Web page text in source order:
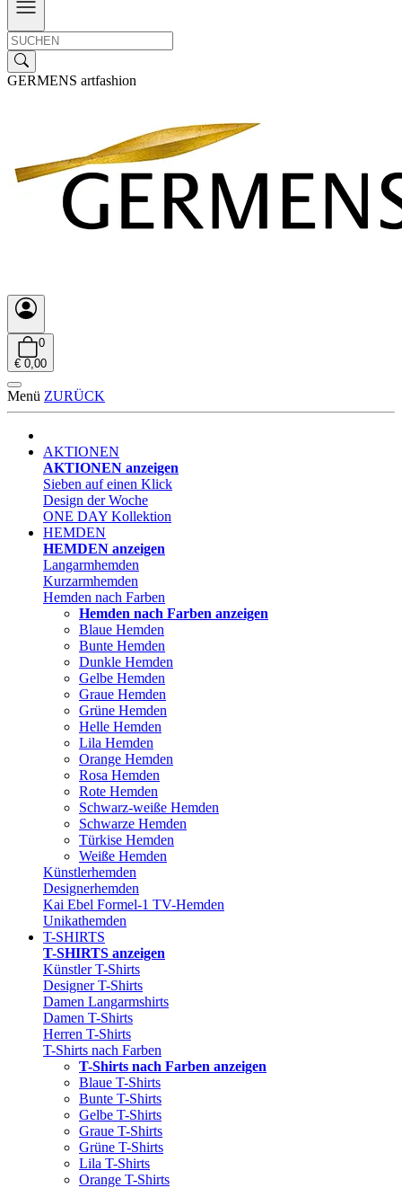
GERMENS artfashion
0
€ 0,00
Menü ZURÜCK
AKTIONEN
AKTIONEN anzeigen
Sieben auf einen Klick
Design der Woche
ONE DAY Kollektion
HEMDEN
HEMDEN anzeigen
Langarmhemden
Kurzarmhemden
Hemden nach Farben
Hemden nach Farben anzeigen
Blaue Hemden
Bunte Hemden
Dunkle Hemden
Gelbe Hemden
Graue Hemden
Grüne Hemden
Helle Hemden
Lila Hemden
Orange Hemden
Rosa Hemden
Rote Hemden
Schwarz-weiße Hemden
Schwarze Hemden
Türkise Hemden
Weiße Hemden
Künstlerhemden
Designerhemden
Kai Ebel Formel-1 TV-Hemden
Unikathemden
T-SHIRTS
T-SHIRTS anzeigen
Künstler T-Shirts
Designer T-Shirts
Damen Langarmshirts
Damen T-Shirts
Herren T-Shirts
T-Shirts nach Farben
T-Shirts nach Farben anzeigen
Blaue T-Shirts
Bunte T-Shirts
Gelbe T-Shirts
Graue T-Shirts
Grüne T-Shirts
Lila T-Shirts
Orange T-Shirts